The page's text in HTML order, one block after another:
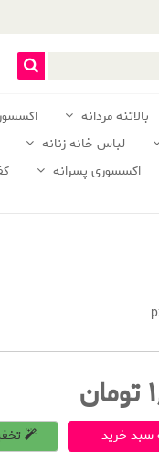
بالاتنه مردانه
لباس خانه زنانه
اکسسوری پسرانه
سبد خرید